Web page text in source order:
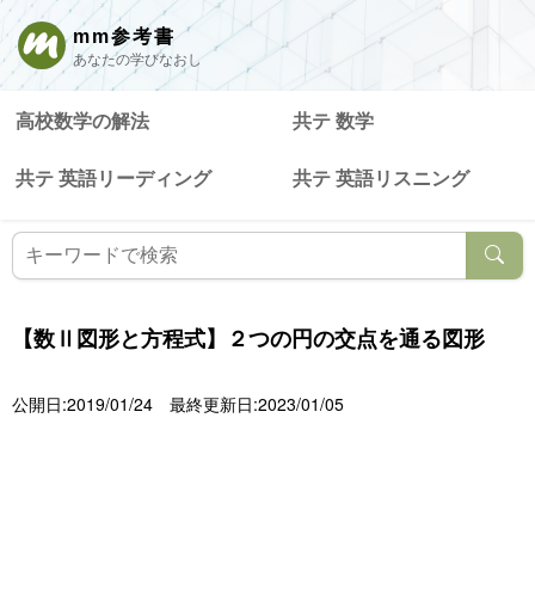
mm参考書
あなたの学びなおし
高校数学の解法 共テ 数学
共テ 英語リーディング 共テ 英語リスニング
【数Ⅱ図形と方程式】２つの円の交点を通る図形
公開日:2019/01/24 最終更新日:2023/01/05